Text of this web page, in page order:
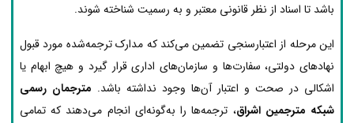
باشد تا اسناد از نظر قانونی معتبر و به رسمیت شناخته شوند.
این مرحله از اعتبارسنجی تضمین می‌کند که مدارک ترجمه‌شده مورد قبول
نهادهای دولتی، سفارت‌ها و سازمان‌های اداری قرار گیرد و هیچ ابهام یا
اشکالی در صحت و اعتبار آن‌ها وجود نداشته باشد. مترجمان رسمی
شبکه مترجمین اشراق، ترجمه‌ها را به‌گونه‌ای انجام می‌دهند که تمامی